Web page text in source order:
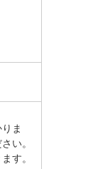
ま
い。
す。